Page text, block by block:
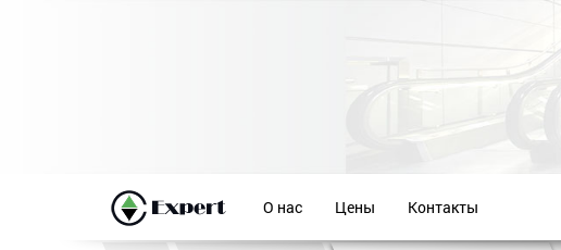
О нас Цены Контакты